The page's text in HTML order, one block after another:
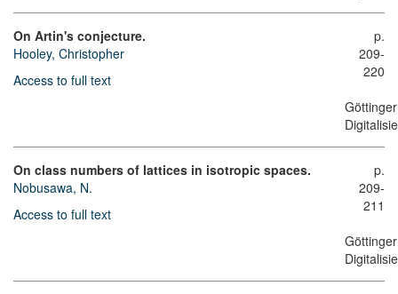
On Artin's conjecture.
Hooley, Christopher
Access to full text
p.
209-
220
Göttinger
On class numbers of lattices in isotropic spaces.
Nobusawa, N.
Access to full text
p.
209-
211
Göttinger